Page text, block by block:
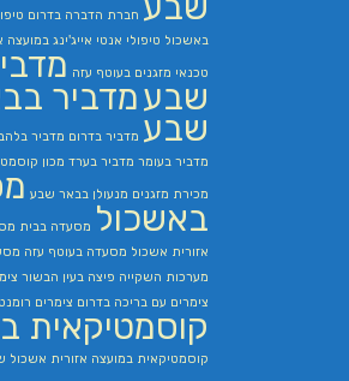
חברת הדברה בדרום
באשכול טיפולי אנטי אייג'ינג
טכנאי מזגנים בעוטף עזה
שבעמדביר
שבע מדביר בדרום מדביר
מדביר בעומר מדביר בערד מכון
מכירת מזגנים מנעולן בבאר שבע
באשכול מסעדה בבית
אזורית אשכול מסעדה בעוטף עזה
מערכות השקייה פיצה בעין הבשור
צימרים עם בריכה בדרום צימרים
קוסמטיקאית
קוסמטיקאית במועצה אזורית אשכול